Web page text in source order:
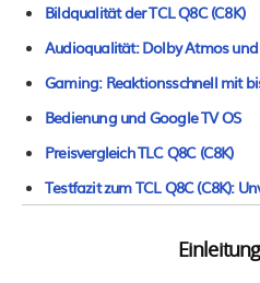
Bildqualität der TCL Q8C (C8K)
Audioqualität: Dolby Atmos
Gaming: Reaktionsschnell mit
Bedienung und Google TV OS
Preisvergleich TLC Q8C (C8K)
Testfazit zum TCL Q8C (C8K):